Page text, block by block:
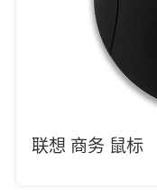
联想 商务 鼠标